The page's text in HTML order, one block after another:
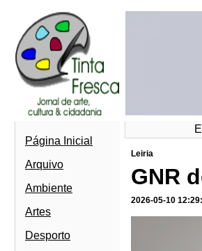
Página Inicial
Arquivo
Ambiente
Artes
Desporto
Leiria
GNR
2026-05-10